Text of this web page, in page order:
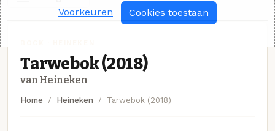
Tarwebok (2018)
van Heineken
Home Heineken Tarwebok (2018)
Voorkeuren Cookies toestaan